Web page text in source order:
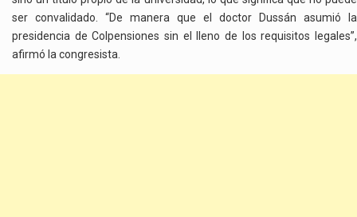
ser convalidado. “De manera que el doctor Dussán asumió la
presidencia de Colpensiones sin el lleno de los requisitos legales”,
afirmó la congresista.